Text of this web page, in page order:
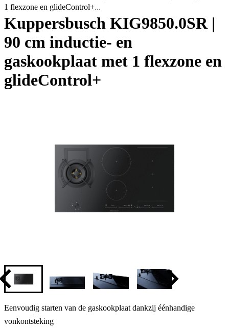
1 flexzone en glideControl+
Kuppersbusch KIG9850.0SR |
90 cm inductie- en
gaskookplaat met 1 flexzone en
glideControl+
Eenvoudig starten van de gaskookplaat dankzij éénhandige
vonkontsteking